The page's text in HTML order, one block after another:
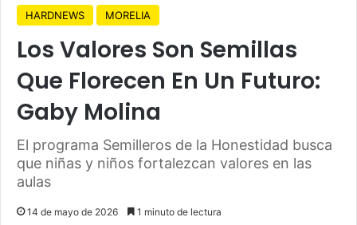
HARDNEWS MORELIA
Los Valores Son Semillas
Que Florecen En Un Futuro:
Gaby Molina
El programa Semilleros de la Honestidad busca
que niñas y niños fortalezcan valores en las
aulas
14 de mayo de 2026 1 minuto de lectura